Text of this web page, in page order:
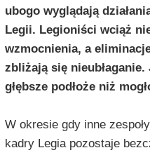
ubogo wyglądają
Legii. Legioniści wciąż
wzmocnienia, a
zbliżają się
głębsze podłoże niż
W okresie gdy inne
kadry Legia pozostaje